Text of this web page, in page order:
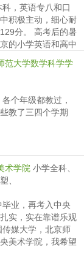
，英语专八和口
积极主动，细心耐
分。 高考后的暑
的小学英语和高中
范大学数学科学学
个年级都教过，
教了三四个学期
术学院 小学全科、
、
业，再考入中央
实，实在靠谱乐观
媒大学，北京师
美术学院，我希望